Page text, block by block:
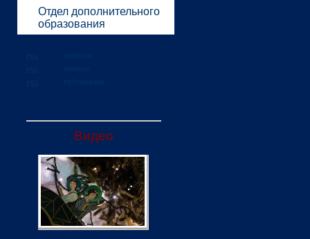
Отдел дополнительного
образования
Видео